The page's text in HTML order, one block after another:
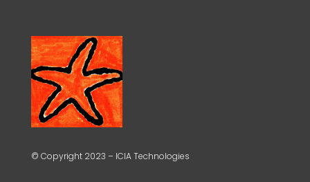
© Copyright 2023 – ICIA Technologies